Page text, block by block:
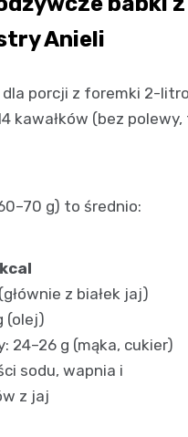
Anieli
dla porcji z foremki 2-
kawałków (bez
g) to średnio:
z białek jaj)
(olej)
24–26 g (mąka, cukier)
sodu, wapnia i
z jaj